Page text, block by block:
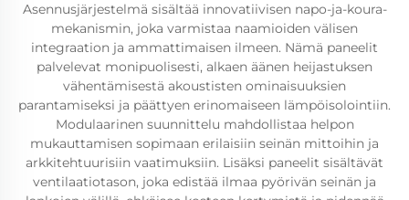
Asennusjärjestelmä sisältää innovatiivisen napo-ja-koura-
mekanismin, joka varmistaa naamioiden välisen
integraation ja ammattimaisen ilmeen. Nämä paneelit
palvelevat monipuolisesti, alkaen äänen heijastuksen
vähentämisestä akoustisten ominaisuuksien
parantamiseksi ja päättyen erinomaiseen lämpöisolointiin.
Modulaarinen suunnittelu mahdollistaa helpon
mukauttamisen sopimaan erilaisiin seinän mittoihin ja
arkkitehtuurisiin vaatimuksiin. Lisäksi paneelit sisältävät
ventilaatiotason, joka edistää ilmaa pyörivän seinän ja